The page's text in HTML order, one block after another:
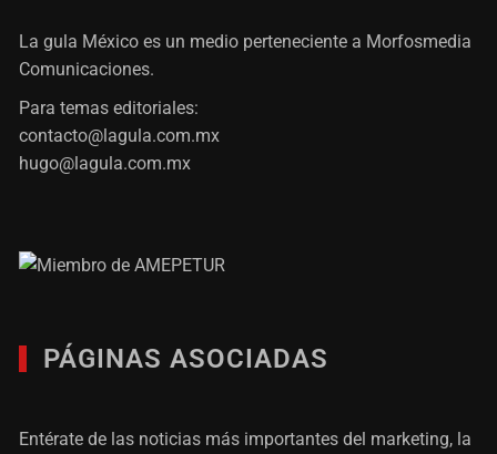
La gula México es un medio perteneciente a Morfosmedia
Comunicaciones.
Para temas editoriales:
contacto@lagula.com.mx
hugo@lagula.com.mx
PÁGINAS ASOCIADAS
Entérate de las noticias más importantes del marketing, la